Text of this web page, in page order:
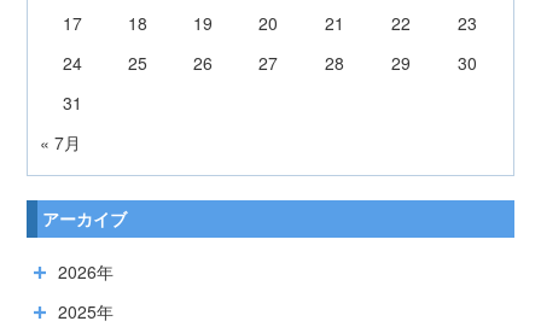
« 7月
17
18 19 20 21 22
23
24
25 26 27 28 29
30
31
アーカイブ
2026年
2025年